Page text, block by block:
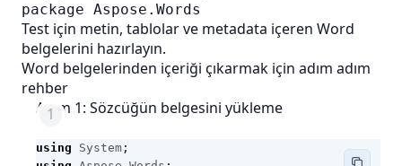
package Aspose.Words
Test için metin, tablolar ve metadata içeren Word
belgelerini hazırlayın.
Word belgelerinden içeriği çıkarmak için adım adım
rehber
Adım 1: Sözcüğün belgesini yükleme
using System ;